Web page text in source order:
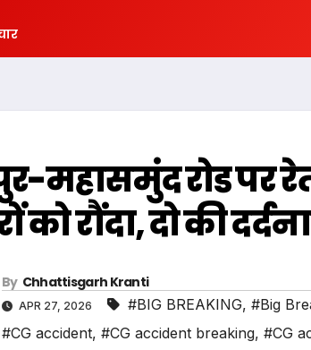
महासमुंद रोड पर
को रौंदा, दो की
By Chhattisgarh Kranti
APR 27, 2026 #BIG BREAKING, #Big
#CG accident, #CG accident breaking, #CG